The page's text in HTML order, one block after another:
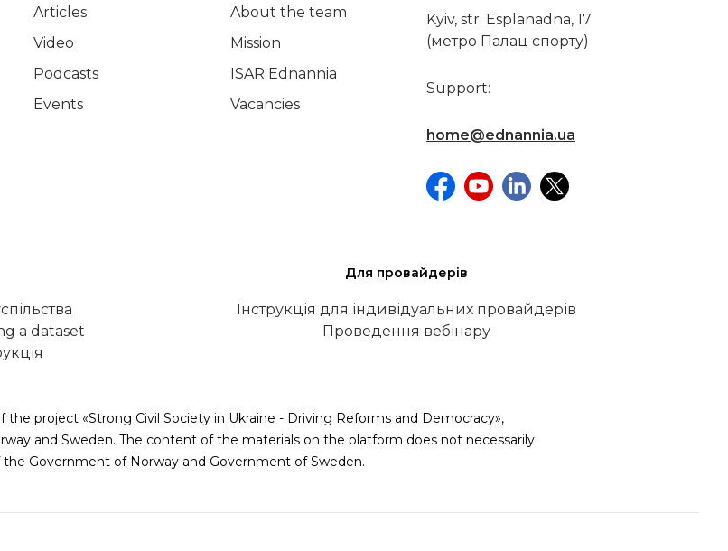
Articles
Video
Podcasts
Events
About the team
Mission
ISAR Ednannia
Vacancies
Kyiv, str. Esplanadna, 17
(метро Палац спорту)
Support:
home@ednannia.ua
a dataset
Для провайдерів
Інструкція для індивідуальних провайдерів
Проведення вебінару
the project «Strong Civil Society in Ukraine - Driving Reforms and Democracy»,
and Sweden. The content of the materials on the platform does not necessarily
Government of Norway and Government of Sweden.